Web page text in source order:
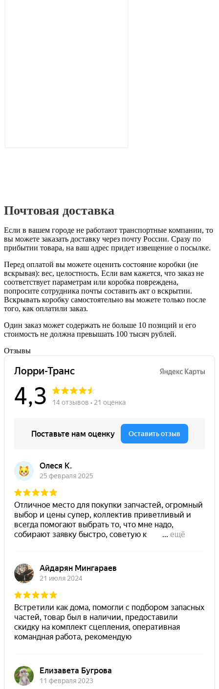
Почтовая доставка
Если в вашем городе не работают транспортные компании, то
вы можете заказать доставку через почту России. Сразу по
прибытии товара, на ваш адрес придет извещение о посылке.
Перед оплатой вы можете оценить состояние коробки (не
вскрывая): вес, целостность. Если вам кажется, что заказ не
соответствует параметрам или коробка повреждена,
попросите сотрудника почты составить акт о вскрытии.
Вскрывать коробку самостоятельно вы можете только после
того, как оплатили заказ.
Один заказ может содержать не больше 10 позиций и его
стоимость не должна превышать 100 тысяч рублей.
Отзывы